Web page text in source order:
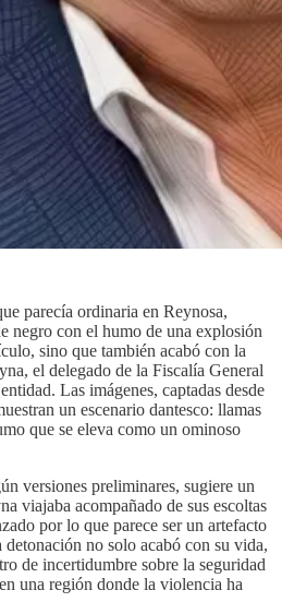
parecía ordinaria en Reynosa,
negro con el humo de una explosión
sino que también acabó con la
el delegado de la Fiscalía General
Las imágenes, captadas desde
un escenario dantesco: llamas
que se eleva como un ominoso
versiones preliminares, sugiere un
viajaba acompañado de sus escoltas
por lo que parece ser un artefacto
no solo acabó con su vida,
de incertidumbre sobre la seguridad
una región donde la violencia ha